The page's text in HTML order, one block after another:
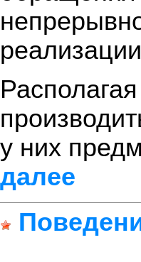
у них
далее